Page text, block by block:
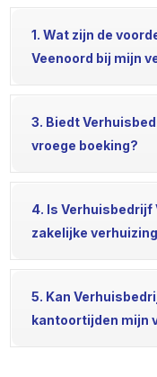
1. Wat zijn de
Veenoord bij mijn
3. Biedt
vroege boeking?
4. Is
zakelijke
5. Kan
kantoortijden mijn